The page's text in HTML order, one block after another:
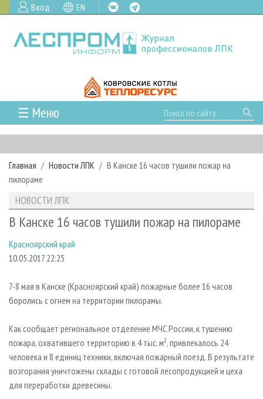
Вход EN
☰ Меню
ГЛАВНАЯ
РУБРИКИ И ТЕМЫ
РУБРИКИ ЖУРНАЛА
ЛЕСОЗАГОТОВКА
ЛЕСОПИЛЕНИЕ
ДЕРЕВООБРАБОТКА
ПРОИЗВОДСТВО ДРЕВЕСНЫХ ПЛИТ
ДЕРЕВЯННОЕ ДОМОСТРОЕНИЕ
ПРОИЗВОДСТВО МЕБЕЛИ
БИОЭНЕРГЕТИКА
ЦБП
ИНСТРУМЕНТ И МАТЕРИАЛЫ
НОВОСТИ
НОВОСТИ ЛПК
НОВОСТИ КОМПАНИЙ
ПРОЕКТЫ ЛПИ
АНАЛИТИКА
ЛЕСНЫЕ РЕГИОНЫ РОССИИ
МОБИЛЬНЫЕ ВЫСТАВКИ
ПРИОРИТЕТНЫЕ ИНВЕСТПРОЕКТЫ
RUSSIAN FORESTRY REVIEW
ГАЗЕТА ЛЕСПРОМФОРУМ
БИБЛИОТЕКА СПЕЦИАЛИСТА
АРХИВ
СТАТЬИ
ПОДПИСКА
РЕКЛАМОДАТЕЛЯМ
РЕКЛАМА НА САЙТЕ
Главная Новости ЛПК
В Канске 16 часов тушили пожар на
пилораме
НОВОСТИ ЛПК
В Канске 16 часов тушили пожар на пилораме
Красноярский край
10.05.2017 22:25
7-8 мая в Канске (Красноярский край) пожарные более 16 часов
боролись с огнем на территории пилорамы.
Как сообщает региональное отделение МЧС России, к тушению
пожара, охватившего территорию в 4 тыс. м2, привлекалось 24
человека и 8 единиц техники, включая пожарный поезд. В результате
возгорания уничтожены склады с готовой лесопродукцией и цеха
для переработки древесины.